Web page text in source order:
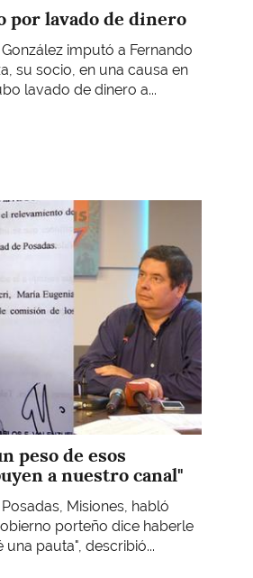
por lavado de dinero
imputó a Fernando
su socio, en una causa en
lavado de dinero a...
peso de esos
a nuestro canal"
Misiones, habló
porteño dice haberle
pauta", describió...